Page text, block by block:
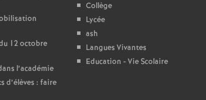
l
é
12 octobre
l’académie
d’élèves : faire
Collège
Lycée
ash
Langues Vivantes
Education - Vie Scolaire